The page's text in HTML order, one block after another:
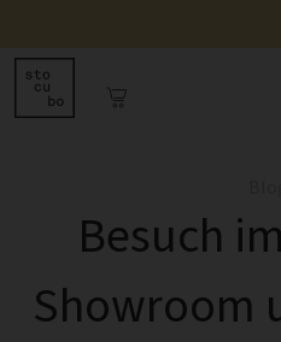
Besuch
Showroom